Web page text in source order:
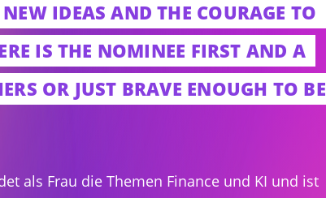
IDEAS AND THE COURAGE TO
IS THE NOMINEE FIRST AND A
OR JUST BRAVE ENOUGH TO BE
als Frau die Themen Finance und KI und ist